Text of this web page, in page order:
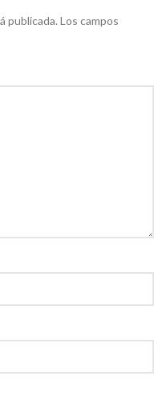
publicada. Los campos